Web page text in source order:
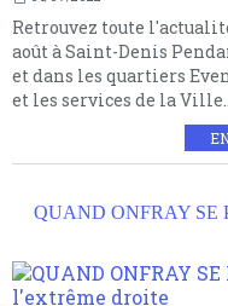
Retrouvez toute
août à Saint-Denis
et dans les quartiers
et les services de la
QUAND ONFRAY SE